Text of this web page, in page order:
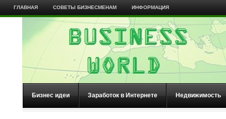
ГЛАВНАЯ СОВЕТЫ БИЗНЕСМЕНАМ ИНФОРМАЦИЯ
Бизнес идеи Заработок в Интернете Недвижимость